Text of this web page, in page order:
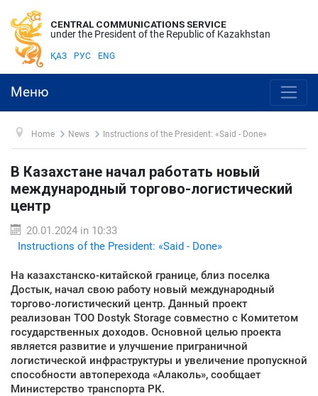
CENTRAL COMMUNICATIONS SERVICE
under the President of the Republic of Kazakhstan
ҚАЗ РУС ENG
Меню
Home News Instructions of the President: «Said - Done»
В Казахстане начал работать новый
международный торгово-логистический
центр
20.01.2024 in 10:33
Instructions of the President: «Said - Done»
На казахстанско-китайской границе, близ поселка
Достык, начал свою работу новый международный
торгово-логистический центр. Данный проект
реализован ТОО Dostyk Storage совместно с Комитетом
государственных доходов. Основной целью проекта
является развитие и улучшение приграничной
логистической инфраструктуры и увеличение пропускной
способности автоперехода «Алаколь», сообщает
Министерство транспорта РК.